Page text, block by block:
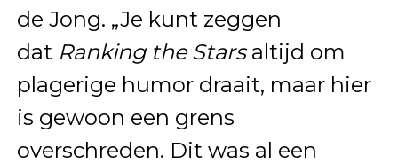
de Jong. „Je kunt zeggen
dat Ranking the Starsaltijd om
plagerige humor draait, maar hier
is gewoon een grens
overschreden. Dit was al een